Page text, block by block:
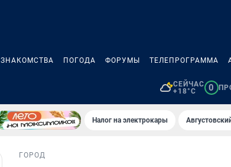
ЗНАКОМСТВА ПОГОДА ФОРУМЫ ТЕЛЕПРОГРАММА
СЕЙЧАС
+18°C
0
Налог на электрокары
ГОРОД